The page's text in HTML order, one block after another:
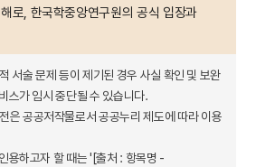
로, 한국학중앙연구원의 공식 입장과
서술 문제 등이 제기된 경우 사실 확인 및 보완
스가 임시 중단될 수 있습니다.
은 공공저작물로서 공공누리 제도에 따라 이용
용하고자 할 때는 '[출처 : 항목명 -